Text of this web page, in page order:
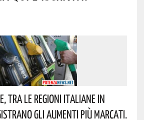
Tra Le Regioni Italiane In
Gli Aumenti Più Marcati.